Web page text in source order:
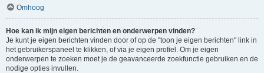
Omhoog
Hoe kan ik mijn eigen berichten en onderwerpen vinden?
Je kunt je eigen berichten vinden door of op de "toon je eigen berichten" link in
het gebruikerspaneel te klikken, of via je eigen profiel. Om je eigen
onderwerpen te zoeken moet je de geavanceerde zoekfunctie gebruiken en de
nodige opties invullen.